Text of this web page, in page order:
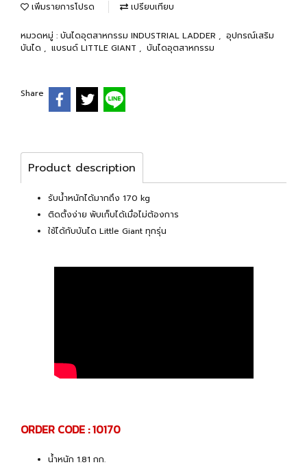
เพิ่มรายการโปรด เปรียบเทียบ
หมวดหมู่ : บันไดอุตสาหกรรม INDUSTRIAL LADDER , อุปกรณ์เสริม
บันได , แบรนด์ LITTLE GIANT , บันไดอุตสาหกรรม
Share
Product description
รับน้ำหนักได้มากถึง 170 kg
ติดตั้งง่าย พับเก็บได้เมื่อไม่ต้องการ
ใช้ได้กับบันได Little Giant ทุกรุ่น
ORDER CODE : 10170
น้ำหนัก 1.81 กก.